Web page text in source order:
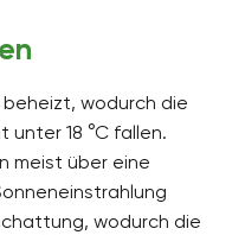
wodurch die
unter 18 °C fallen.
meist über eine
wodurch die